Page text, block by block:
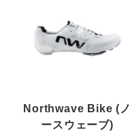
Northwave Bike (ノ
ースウェーブ)